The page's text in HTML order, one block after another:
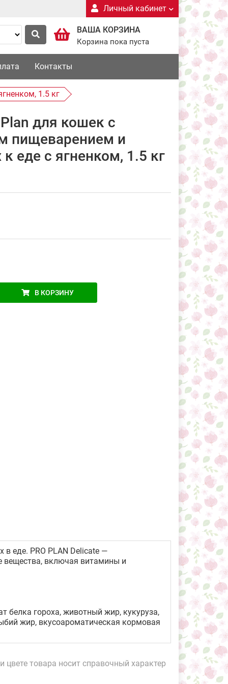
Личный кабинет
ВАША КОРЗИНА
Корзина пока пуста
Контакты
1.5 кг
для кошек с
пищеварением и
еде с ягненком, 1.5 кг
В КОРЗИНУ
еде. PRO PLAN Delicate —
вещества, включая витамины и
белка гороха, животный жир, кукуруза,
жир, вкусоароматическая кормовая
цвете товара носит справочный характер